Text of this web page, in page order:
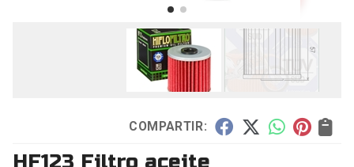
COMPARTIR:
HF123 Filtro aceite